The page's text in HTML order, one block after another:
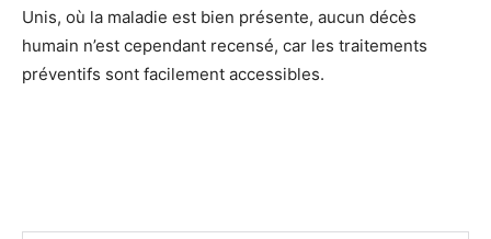
Unis, où la maladie est bien présente, aucun décès
humain n’est cependant recensé, car les traitements
préventifs sont facilement accessibles.